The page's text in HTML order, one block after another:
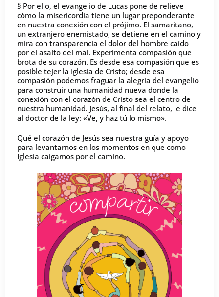
§ Por ello, el evangelio de Lucas pone de relieve
cómo la misericordia tiene un lugar preponderante
en nuestra conexión con el prójimo. El samaritano,
un extranjero enemistado, se detiene en el camino y
mira con transparencia el dolor del hombre caído
por el asalto del mal. Experimenta compasión que
brota de su corazón. Es desde esa compasión que es
posible tejer la Iglesia de Cristo; desde esa
compasión podemos fraguar la alegría del evangelio
para construir una humanidad nueva donde la
conexión con el corazón de Cristo sea el centro de
nuestra humanidad. Jesús, al final del relato, le dice
al doctor de la ley: «Ve, y haz tú lo mismo».
Qué el corazón de Jesús sea nuestra guía y apoyo
para levantarnos en los momentos en que como
Iglesia caigamos por el camino.